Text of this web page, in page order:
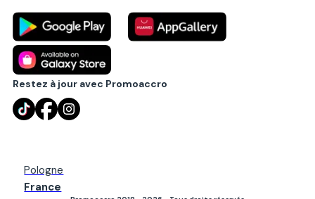
Règlements
Partenariat B2B
Blog
Contact
Restez à jour avec Promoaccro
Pologne
France